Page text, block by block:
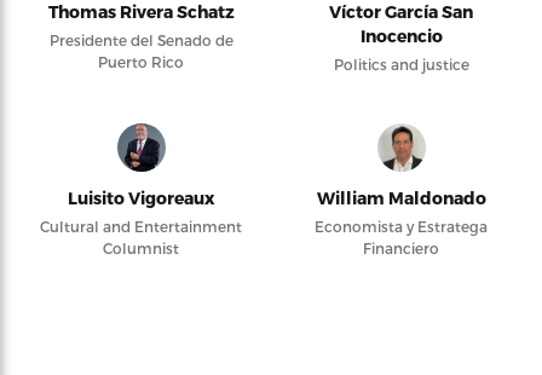
Thomas Rivera Schatz
Presidente del Senado de
Puerto Rico
Víctor García San
Inocencio
Politics and justice
Luisito Vigoreaux
Cultural and Entertainment
Columnist
William Maldonado
Economista y Estratega
Financiero